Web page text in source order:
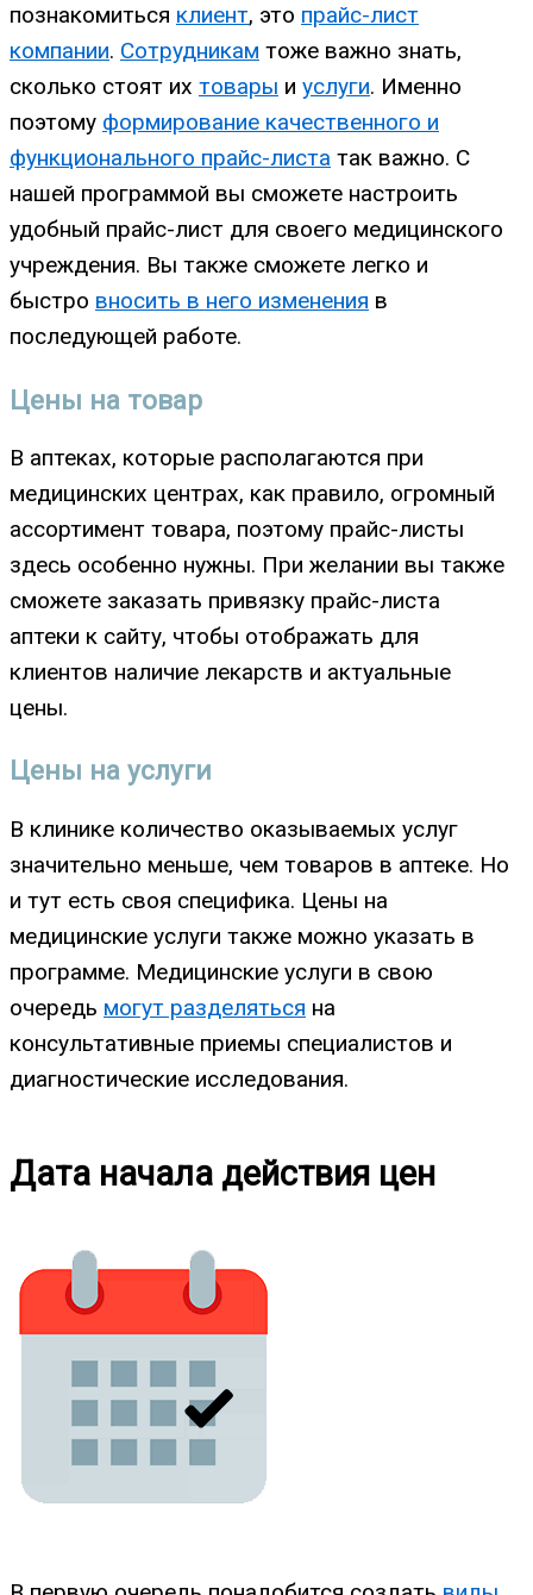
познакомиться клиент, это прайс-лист
компании. Сотрудникам тоже важно знать,
сколько стоят их товары и услуги. Именно
поэтому формирование качественного и
функционального прайс-листа так важно. С
нашей программой вы сможете настроить
удобный прайс-лист для своего медицинского
учреждения. Вы также сможете легко и
быстро вносить в него изменения в
последующей работе.
Цены на товар
В аптеках, которые располагаются при
медицинских центрах, как правило, огромный
ассортимент товара, поэтому прайс-листы
здесь особенно нужны. При желании вы также
сможете заказать привязку прайс-листа
аптеки к сайту, чтобы отображать для
клиентов наличие лекарств и актуальные
цены.
Цены на услуги
В клинике количество оказываемых услуг
значительно меньше, чем товаров в аптеке. Но
и тут есть своя специфика. Цены на
медицинские услуги также можно указать в
программе. Медицинские услуги в свою
очередь могут разделяться на
консультативные приемы специалистов и
диагностические исследования.
Дата начала действия цен